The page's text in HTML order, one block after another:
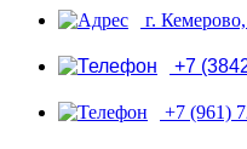
г.
+7
+7 (961)